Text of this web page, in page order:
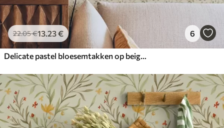
22.05€13.23€ 6
Delicate pastel bloesemtakken op beige achtergrond